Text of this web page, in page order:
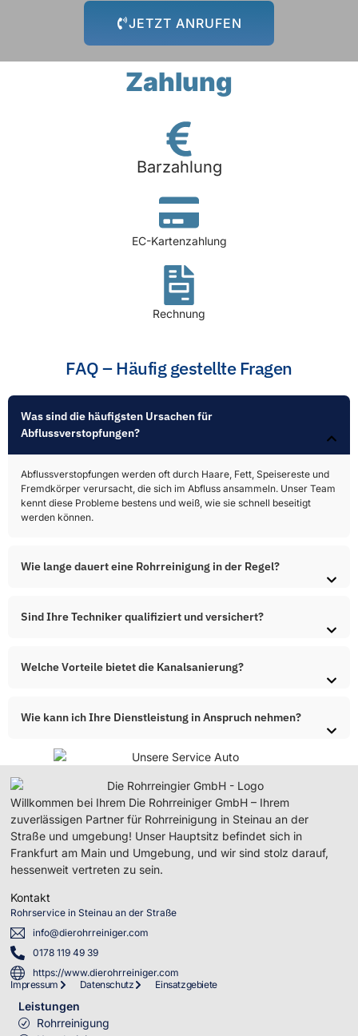
JETZT ANRUFEN
Zahlung
Barzahlung
EC-Kartenzahlung
Rechnung
FAQ – Häufig gestellte Fragen
Was sind die häufigsten Ursachen für
Abflussverstopfungen?​
Abflussverstopfungen werden oft durch Haare, Fett, Speisereste und
Fremdkörper verursacht, die sich im Abfluss ansammeln. Unser Team
kennt diese Probleme bestens und weiß, wie sie schnell beseitigt
werden können.
Wie lange dauert eine Rohrreinigung in der Regel?
Sind Ihre Techniker qualifiziert und versichert?
Welche Vorteile bietet die Kanalsanierung?
Wie kann ich Ihre Dienstleistung in Anspruch nehmen?
Willkommen bei Ihrem Die Rohrreiniger GmbH – Ihrem
zuverlässigen Partner für Rohrreinigung in Steinau an der
Straße und umgebung! Unser Hauptsitz befindet sich in
Frankfurt am Main und Umgebung, und wir sind stolz darauf,
hessenweit vertreten zu sein.
Kontakt
Rohrservice in Steinau an der Straße
info@dierohrreiniger.com
0178 119 49 39
https://www.dierohrreiniger.com
Impressum
Datenschutz Einsatzgebiete
Leistungen
Rohrreinigung